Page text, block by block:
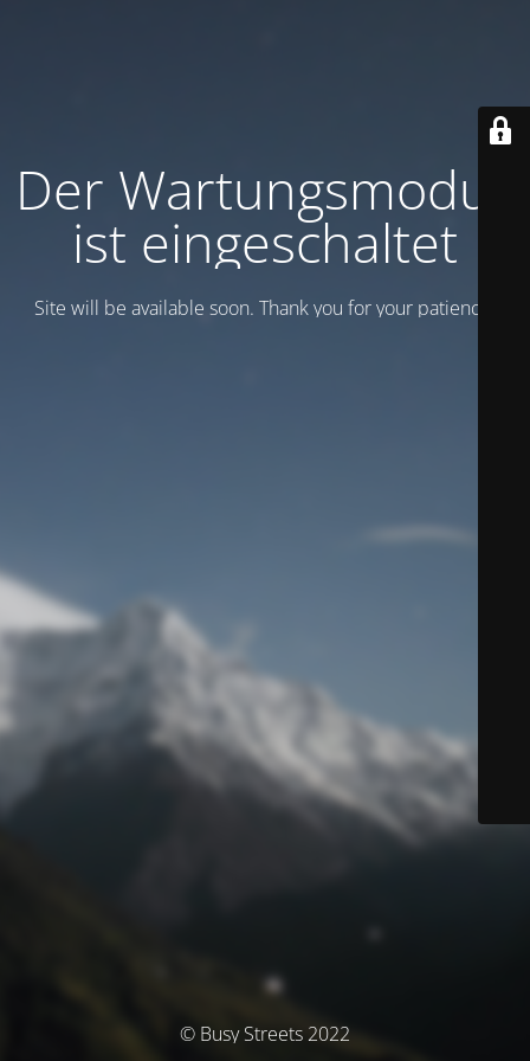
Der Wartungsmodus
ist eingeschaltet
Site will be available soon. Thank you for your patience!
© Busy Streets 2022